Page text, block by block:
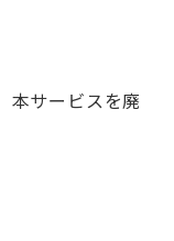
本サービスを廃